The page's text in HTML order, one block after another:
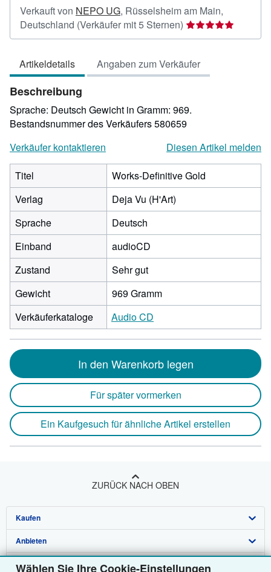
Wählen Sie Ihre Cookie-Einstellungen
Verkauft von NEPO UG, Rüsselsheim am Main,
Deutschland (Verkäufer mit 5 Sternen) Verkäuferbewertung
5
5
Sternen
Artikeldetails Angaben zum Verkäufer
Beschreibung
Sprache: Deutsch Gewicht in Gramm: 969.
Bestandsnummer des Verkäufers 580659
Verkäufer kontaktieren
Diesen Artikel melden
Titel
Works-Definitive Gold
Verlag
Deja Vu (H'Art)
Sprache
Deutsch
Einband
audioCD
Zustand
Sehr gut
Gewicht
969 Gramm
Verkäuferkataloge
Audio CD
In den Warenkorb legen
Für später vormerken
Ein Kaufgesuch für ähnliche Artikel erstellen
ZURÜCK NACH OBEN
Kaufen
Detailsuche
Sammlungen
Anbieten
Verkäufer werden
Über uns